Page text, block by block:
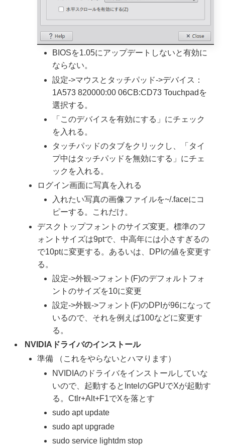
BIOSを1.05にアップデートしないと有効に
ならない。
設定->マウスとタッチパッド->デバイス：
1A573 820000:00 06CB:CD73 Touchpadを
選択する。
「このデバイスを有効にする」にチェック
を入れる。
タッチパッドのタブをクリックし、「タイ
プ中はタッチパッドを無効にする」にチェ
ックを入れる。
ログイン画面に写真を入れる
入れたい写真の画像ファイルを~/.faceにコ
ピーする。これだけ。
デスクトップフォントのサイズ変更。標準のフ
ォントサイズは9ptで、中高年には小さすぎるの
で10ptに変更する。あるいは、DPIの値を変更す
る。
設定->外観->フォント(F)のデフォルトフォ
ントのサイズを10に変更
設定->外観->フォント(F)のDPIが96になって
いるので、それを例えば100などに変更す
る。
NVIDIAドライバのインストール
準備 （これをやらないとハマります）
NVIDIAのドライバをインストールしていな
いので、起動するとIntelのGPUでXが起動す
る。Ctlr+Alt+F1でXを落とす
sudo apt update
sudo apt upgrade
sudo service lightdm stop